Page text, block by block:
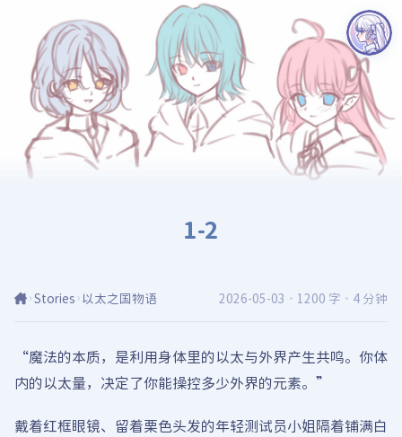
1-2
Stories 以太之国物语 2026-05-03 · 1200 字 · 4 分钟
“魔法的本质，是利用身体里的以太与外界产生共鸣。你体
内的以太量，决定了你能操控多少外界的元素。”
戴着红框眼镜、留着栗色头发的年轻测试员小姐隔着铺满白